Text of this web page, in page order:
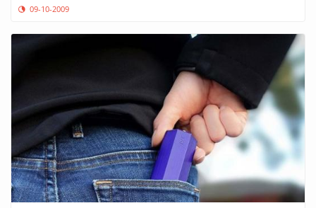
09-10-2009